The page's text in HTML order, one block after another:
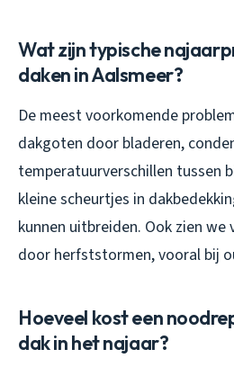
Wat zijn typische
daken in Aalsmeer?
De meest voorkomende
dakgoten door bladeren,
temperatuurverschillen tussen
kleine scheurtjes in
kunnen uitbreiden. Ook zien we
door herfststormen, vooral bij
Hoeveel kost een
dak in het najaar?